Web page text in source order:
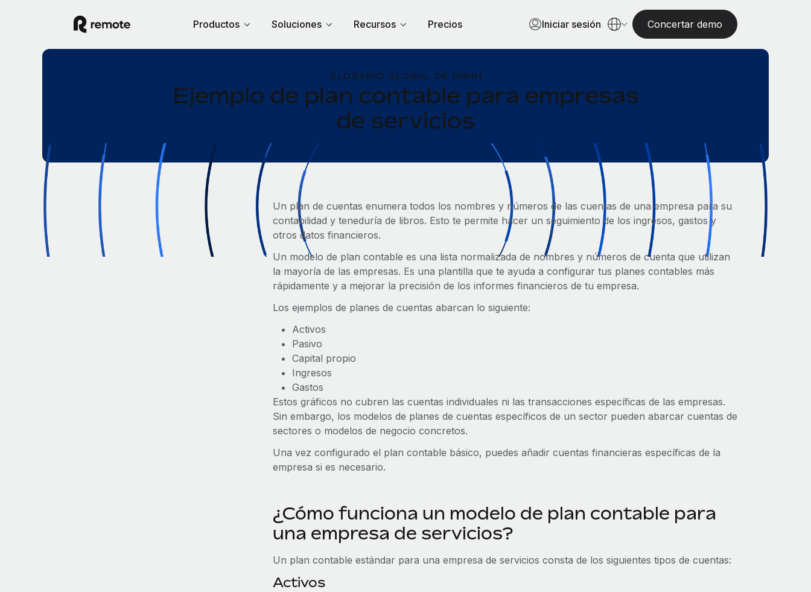
Productos Soluciones Recursos Precios Iniciar sesión Concertar demo
GLOSARIO GLOBAL DE RRHH
Ejemplo de plan contable para empresas
de servicios
Un plan de cuentas enumera todos los nombres y números de las cuentas de una empresa para su
contabilidad y teneduría de libros. Esto te permite hacer un seguimiento de los ingresos, gastos y
otros datos financieros.
Un modelo de plan contable es una lista normalizada de nombres y números de cuenta que utilizan
la mayoría de las empresas. Es una plantilla que te ayuda a configurar tus planes contables más
rápidamente y a mejorar la precisión de los informes financieros de tu empresa.
Los ejemplos de planes de cuentas abarcan lo siguiente:
Activos
Pasivo
Capital propio
Ingresos
Gastos
Estos gráficos no cubren las cuentas individuales ni las transacciones específicas de las empresas.
Sin embargo, los modelos de planes de cuentas específicos de un sector pueden abarcar cuentas de
sectores o modelos de negocio concretos.
Una vez configurado el plan contable básico, puedes añadir cuentas financieras específicas de la
empresa si es necesario.
¿Cómo funciona un modelo de plan contable para
una empresa de servicios?
Un plan contable estándar para una empresa de servicios consta de los siguientes tipos de cuentas:
Activos